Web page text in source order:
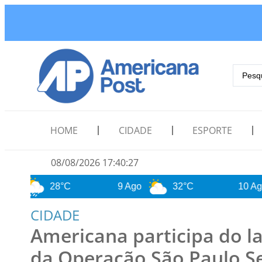
HOME CIDADE ESPORTE
08/08/2026 17:40:29
32°C
CIDADE
Americana participa do